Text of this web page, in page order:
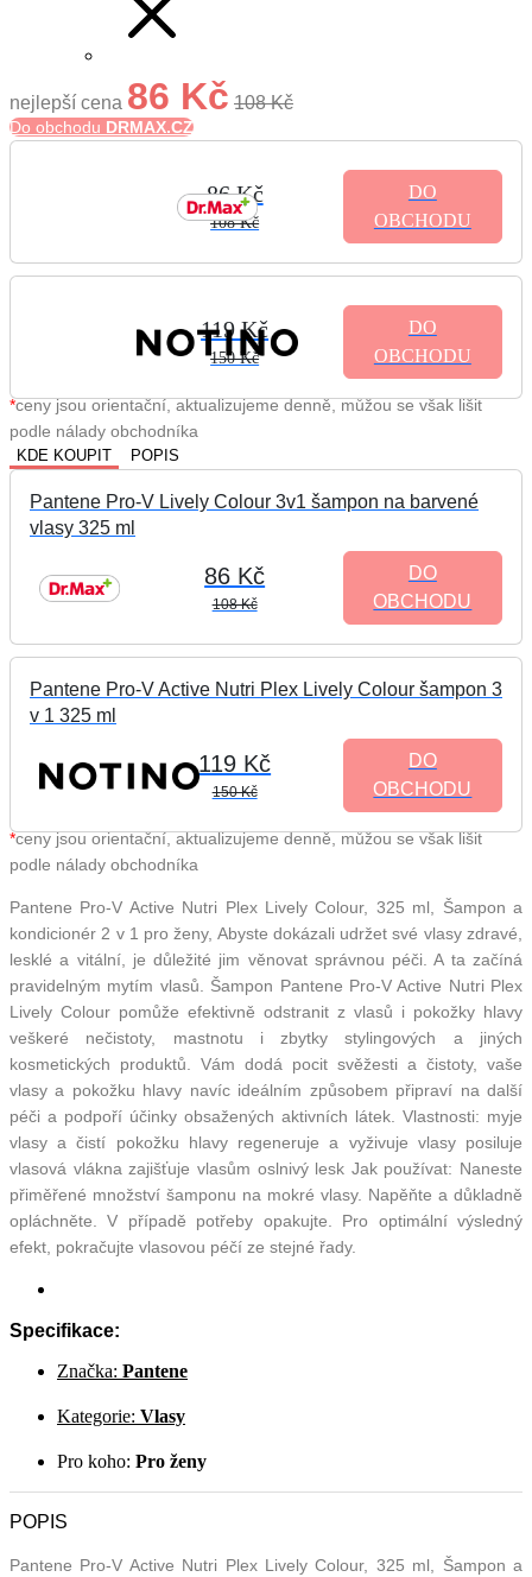
nejlepší cena 86 Kč 108 Kč
Do obchodu DRMAX.CZ
86 Kč
108 Kč
DO
OBCHODU
119 Kč
150 Kč
DO
OBCHODU
*ceny jsou orientační, aktualizujeme denně, můžou se však lišit
podle nálady obchodníka
KDE KOUPIT POPIS
Pantene Pro-V Lively Colour 3v1 šampon na barvené
vlasy 325 ml
86 Kč
108 Kč
DO
OBCHODU
Pantene Pro-V Active Nutri Plex Lively Colour šampon 3
v 1 325 ml
119 Kč
150 Kč
DO
OBCHODU
*ceny jsou orientační, aktualizujeme denně, můžou se však lišit
podle nálady obchodníka
Pantene Pro-V Active Nutri Plex Lively Colour, 325 ml, Šampon a
kondicionér 2 v 1 pro ženy, Abyste dokázali udržet své vlasy zdravé,
lesklé a vitální, je důležité jim věnovat správnou péči. A ta začíná
pravidelným mytím vlasů. Šampon Pantene Pro-V Active Nutri Plex
Lively Colour pomůže efektivně odstranit z vlasů i pokožky hlavy
veškeré nečistoty, mastnotu i zbytky stylingových a jiných
kosmetických produktů. Vám dodá pocit svěžesti a čistoty, vaše
vlasy a pokožku hlavy navíc ideálním způsobem připraví na další
péči a podpoří účinky obsažených aktivních látek. Vlastnosti: myje
vlasy a čistí pokožku hlavy regeneruje a vyživuje vlasy posiluje
vlasová vlákna zajišťuje vlasům oslnivý lesk Jak používat: Naneste
přiměřené množství šamponu na mokré vlasy. Napěňte a důkladně
opláchněte. V případě potřeby opakujte. Pro optimální výsledný
efekt, pokračujte vlasovou péčí ze stejné řady.
Specifikace:
Značka: Pantene
Kategorie: Vlasy
Pro koho: Pro ženy
POPIS
Pantene Pro-V Active Nutri Plex Lively Colour, 325 ml, Šampon a